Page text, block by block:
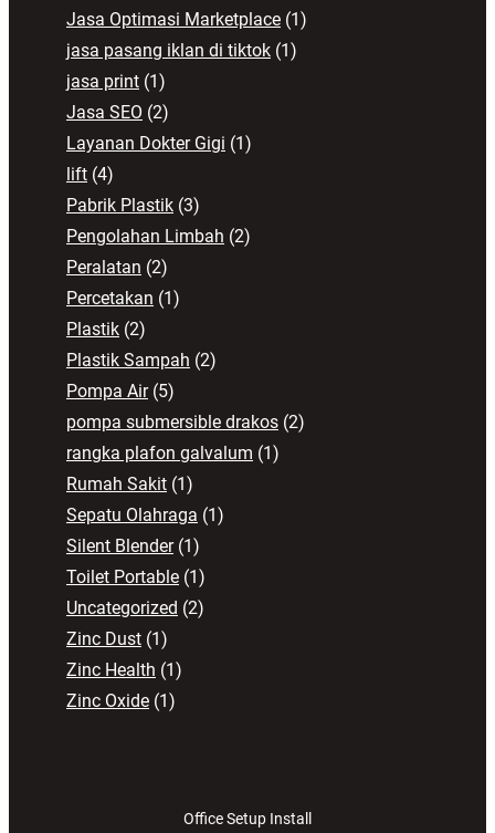
Jasa Optimasi Marketplace (1)
jasa pasang iklan di tiktok (1)
jasa print (1)
Jasa SEO (2)
Layanan Dokter Gigi (1)
lift (4)
Pabrik Plastik (3)
Pengolahan Limbah (2)
Peralatan (2)
Percetakan (1)
Plastik (2)
Plastik Sampah (2)
Pompa Air(5)
pompa submersible drakos (2)
rangka plafon galvalum (1)
Rumah Sakit (1)
Sepatu Olahraga (1)
Silent Blender(1)
Toilet Portable (1)
Uncategorized (2)
Zinc Dust (1)
Zinc Health (1)
Zinc Oxide (1)
Office Setup Install